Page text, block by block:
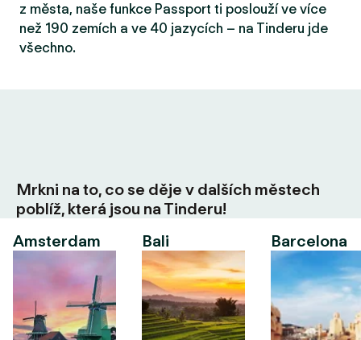
z města, naše funkce Passport ti poslouží ve více
než 190 zemích a ve 40 jazycích – na Tinderu jde
všechno.
Mrkni na to, co se děje v dalších městech
poblíž, která jsou na Tinderu!
Amsterdam
Bali Barcelona